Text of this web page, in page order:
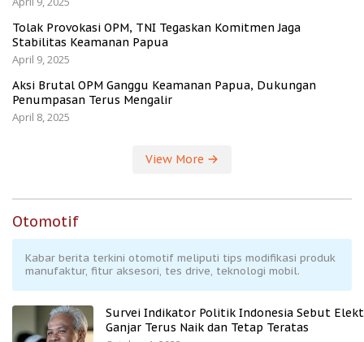
Tolak Provokasi OPM, TNI Tegaskan Komitmen Jaga
Stabilitas Keamanan Papua
April 9, 2025
Aksi Brutal OPM Ganggu Keamanan Papua, Dukungan
Penumpasan Terus Mengalir
April 8, 2025
View More
Otomotif
Kabar berita terkini otomotif meliputi tips modifikasi produk
manufaktur, fitur aksesori, tes drive, teknologi mobil.
Survei Indikator Politik Indonesia Sebut
Ganjar Terus Naik dan Tetap Teratas